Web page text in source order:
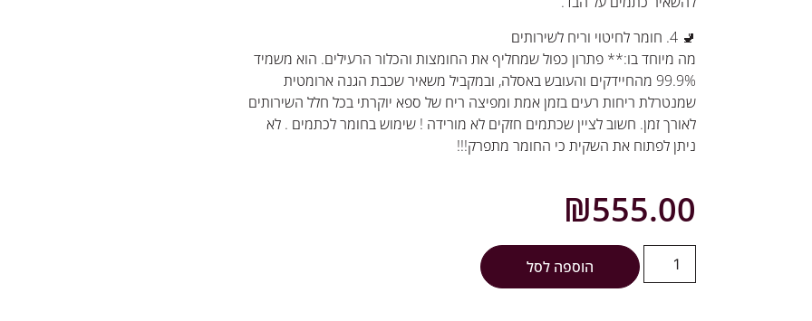
🚽 4. חומר לחיטוי וריח לשירותים
מה מיוחד בו:** פתרון כפול שמחליף את החומצות והכלור הרעילים. הוא משמיד
99.9% מהחיידקים והעובש באסלה, ובמקביל משאיר שכבת הגנה ארומטית
שמנטרלת ריחות רעים בזמן אמת ומפיצה ריח של ספא יוקרתי בכל חלל השירותים
לאורך זמן. חשוב לציין שכתמים חזקים לא מורידה ! שימוש בחומר לכתמים . לא
ניתן לפתוח את השקית כי החומר מתפרק!!!
₪555.00
הוספה לסל